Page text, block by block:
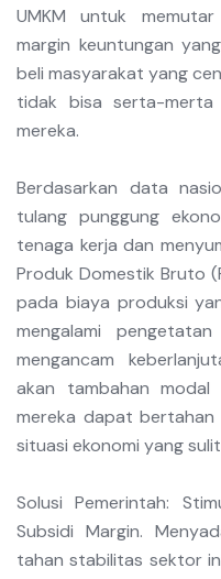
UMKM untuk
margin keuntungan
beli masyarakat yang
tidak bisa serta-merta
mereka.
Berdasarkan data
tulang punggung
tenaga kerja dan
Produk Domestik Bruto
pada biaya produksi
mengalami
mengancam
akan tambahan modal
mereka dapat
situasi ekonomi yang sulit
Solusi Pemerintah:
Subsidi Margin.
tahan stabilitas sektor